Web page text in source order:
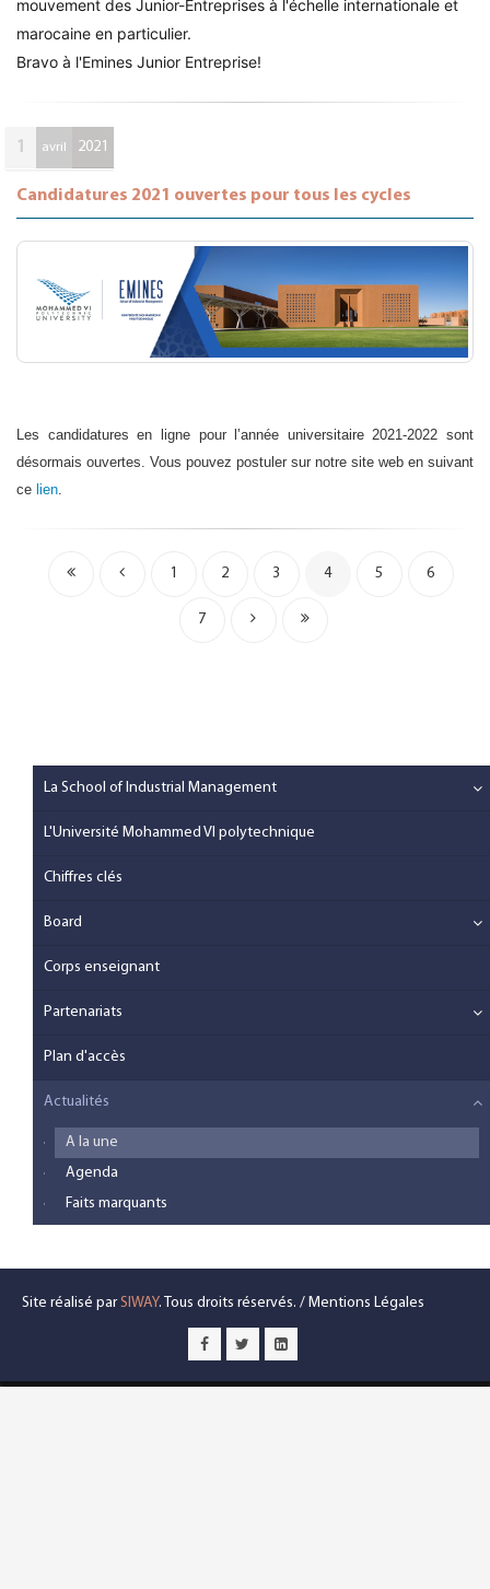
mouvement des Junior-Entreprises à l'échelle internationale et
marocaine en particulier.
Bravo à l'Emines Junior Entreprise!
1 avril 2021
Candidatures 2021 ouvertes pour tous les cycles
Les candidatures en ligne pour l’année universitaire 2021-2022 sont
désormais ouvertes. Vous pouvez postuler sur notre site web en suivant
ce lien.
1 2 3 4 5 6
7
La School of Industrial Management
L'Université Mohammed VI polytechnique
Chiffres clés
Board
Corps enseignant
Partenariats
Plan d'accès
Actualités
A la une
Agenda
Faits marquants
Site réalisé parSIWAY. Tous droits réservés. / Mentions Légales